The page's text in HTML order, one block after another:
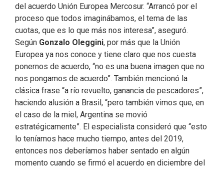
del acuerdo Unión Europea Mercosur. “Arrancó por el
proceso que todos imaginábamos, el tema de las
cuotas, que es lo que más nos interesa”, aseguró.
Según Gonzalo Oleggini, por más que la Unión
Europea ya nos conoce y tiene claro que nos cuesta
ponernos de acuerdo, “no es una buena imagen que no
nos pongamos de acuerdo”. También mencionó la
clásica frase “a río revuelto, ganancia de pescadores”,
haciendo alusión a Brasil, “pero también vimos que, en
el caso de la miel, Argentina se movió
estratégicamente”. El especialista consideró que “esto
lo teníamos hace mucho tiempo, antes del 2019,
entonces nos deberíamos haber sentado en algún
momento cuando se firmó el acuerdo en diciembre del